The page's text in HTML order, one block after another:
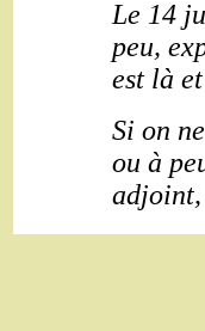
Le 14
peu,
est là
Si on
ou à
adjoint,